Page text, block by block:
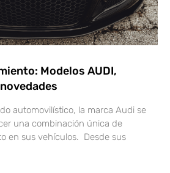
Modelos AUDI,
automovilístico, la marca Audi se
una combinación única de
en sus vehículos. Desde sus